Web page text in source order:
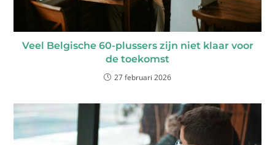
Veel Belgische 60-plussers zijn niet klaar voor
de toekomst
27 februari 2026